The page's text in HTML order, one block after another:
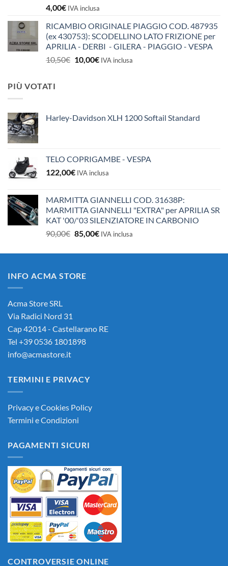
4,00€ IVA inclusa
RICAMBIO ORIGINALE PIAGGIO COD. 487935
(ex 430753): SCODELLINO LATO FRIZIONE per
APRILIA - DERBI - GILERA - PIAGGIO - VESPA
10,50€ Il
10,00€IlIVA inclusa
PIÙ VOTATI
Harley-Davidson XLH 1200 Softail Standard
TELO COPRIGAMBE - VESPA
122,00€ IVA inclusa
MARMITTA GIANNELLI COD. 31638P:
MARMITTA GIANNELLI "EXTRA" per APRILIA SR
KAT '00/'03 SILENZIATORE IN CARBONIO
90,00€ Il
originale
90,00€.
85,00€Il
attuale
IVA inclusa
INFO ACMA STORE
Acma Store SRL
Via Radici Nord 31
Cap 42014 - Castellarano RE
Tel +39 0536 1801898
info@acmastore.it
TERMINI E PRIVACY
Privacy e Cookies Policy
Termini e Condizioni
PAGAMENTI SICURI
CONTROVERSIE ONLINE